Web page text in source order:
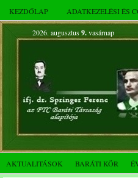
KEZDŐLAP ADATKEZELÉSI ÉS
2026. augusztus 9.vasárnap
AKTUALITÁSOK BARÁTI KÖR